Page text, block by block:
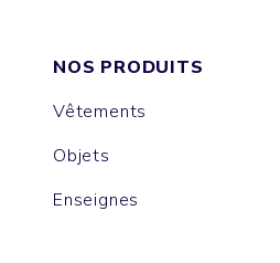
NOS PRODUITS
Vêtements
Objets
Enseignes